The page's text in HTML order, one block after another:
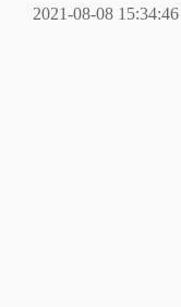
2021-08-08 15:34:46